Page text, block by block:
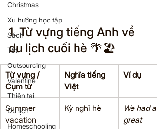
Christmas
Xu hướng học tập
Sách
Tết
Outsourcing
Valentine
Thiên tai
Du lịch
Homeschooling
1. Từ vựng tiếng Anh về
du lịch cuối hè 🌴🏖️
Từ vựng /
Cụm từ
Nghĩa tiếng
Việt
Ví dụ
Summer
vacation
Kỳ nghỉ hè
We had a
great